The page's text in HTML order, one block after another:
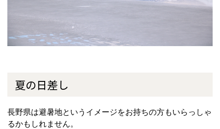
夏の日差し
長野県は避暑地というイメージをお持ちの方もいらっしゃ
るかもしれません。